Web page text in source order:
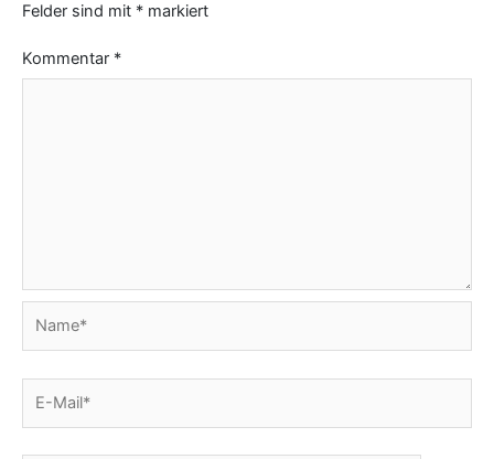
Felder sind mit * markiert
Kommentar *
Mail*